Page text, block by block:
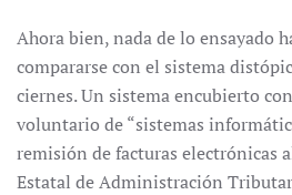
Ahora bien, nada de lo ensayado
compararse con el sistema
ciernes. Un sistema encubierto
voluntario de “sistemas
remisión de facturas electrónicas
Estatal de Administración